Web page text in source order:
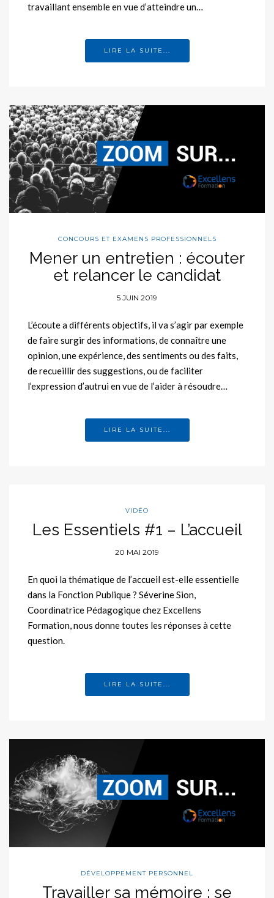
travaillant ensemble en vue d’atteindre un…
LIRE LA SUITE...
CONCOURS ET EXAMENS PROFESSIONNELS
Mener un entretien : écouter
et relancer le candidat
5 JUIN 2019
L’écoute a différents objectifs, il va s’agir par exemple
de faire surgir des informations, de connaître une
opinion, une expérience, des sentiments ou des faits,
de recueillir des suggestions, ou de faciliter
l’expression d’autrui en vue de l’aider à résoudre…
LIRE LA SUITE...
VIDÉO
Les Essentiels #1 – L’accueil
20 MAI 2019
En quoi la thématique de l’accueil est-elle essentielle
dans la Fonction Publique ? Séverine Sion,
Coordinatrice Pédagogique chez Excellens
Formation, nous donne toutes les réponses à cette
question.
LIRE LA SUITE...
DÉVELOPPEMENT PERSONNEL
Travailler sa mémoire : se